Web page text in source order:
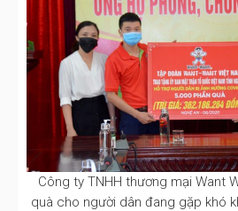
Công ty TNHH thương mại Want
quà cho người dân đang gặp khó